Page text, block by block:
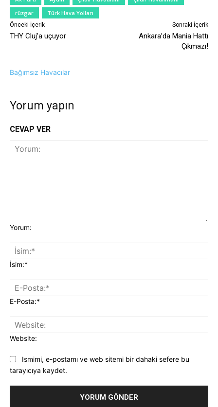
rüzgar
Türk Hava Yolları
Önceki İçerik
THY Cluj’a uçuyor
Sonraki İçerik
Ankara’da Mania Hattı
Çıkmazı!
Bağımsız Havacılar
Yorum yapın
CEVAP VER
Yorum:
İsim:*
E-Posta:*
Website:
Ismimi, e-postamı ve web sitemi bir dahaki sefere bu
tarayıcıya kaydet.